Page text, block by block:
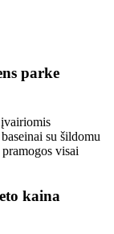
parke
su šildomu
visai
kaina